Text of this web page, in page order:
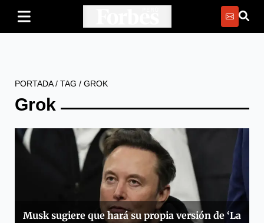
PORTADA/ TAG / GROK
Grok
Musk sugiere que hará su propia versión de ‘La